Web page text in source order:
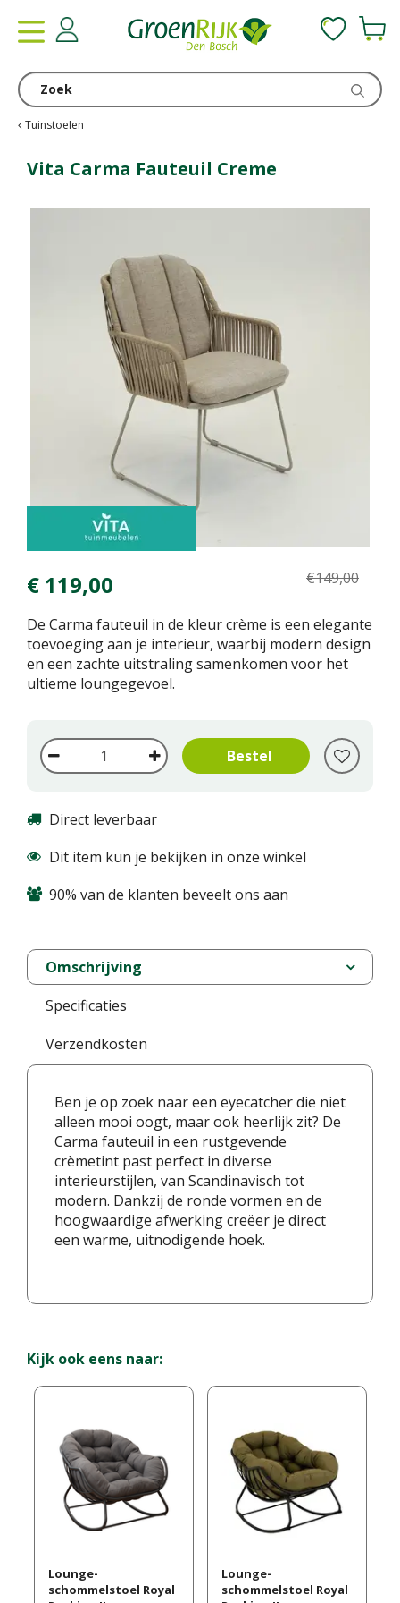
Tuinstoelen
Vita Carma Fauteuil Creme
€149,00
€ 119,00
De Carma fauteuil in de kleur crème is een elegante
toevoeging aan je interieur, waarbij modern design
en een zachte uitstraling samenkomen voor het
ultieme loungegevoel.
Direct leverbaar
Dit item kun je bekijken in onze winkel
90% van de klanten beveelt ons aan
Omschrijving
Specificaties
Verzendkosten
Ben je op zoek naar een eyecatcher die niet
alleen mooi oogt, maar ook heerlijk zit? De
Carma fauteuil in een rustgevende
crèmetint past perfect in diverse
interieurstijlen, van Scandinavisch tot
modern. Dankzij de ronde vormen en de
hoogwaardige afwerking creëer je direct
een warme, uitnodigende hoek.
Kijk ook eens naar:
Lounge-
schommelstoel Royal
Lounge-
schommelstoel Royal